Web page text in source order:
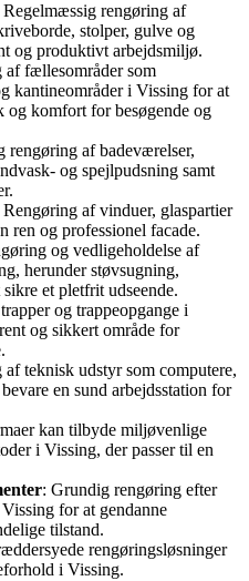
Regelmæssig rengøring af
stolper, gulve og
og produktivt arbejdsmiljø.
af fællesområder som
kantineområder i Vissing for at
komfort for besøgende og
rengøring af badeværelser,
og spejlpudsning samt
Rengøring af vinduer, glaspartier
ren og professionel facade.
og vedligeholdelse af
herunder støvsugning,
et pletfrit udseende.
og trappeopgange i
og sikkert område for
af teknisk udstyr som computere,
en sund arbejdsstation for
kan tilbyde miljøvenlige
i Vissing, der passer til en
: Grundig rengøring efter
for at gendanne
tilstand.
rengøringsløsninger
i Vissing.